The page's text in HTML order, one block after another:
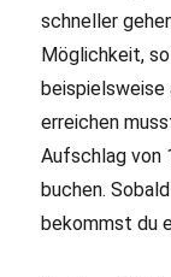
schneller
Möglichkeit,
beispielsweise
erreichen
Aufschlag von
buchen.
bekommst du